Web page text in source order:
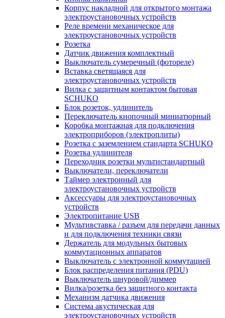
Корпус накладной для открытого монтажа
электроустановочных устройств
Реле времени механическое для
электроустановочных устройств
Розетка
Датчик движения комплектный
Выключатель сумеречный (фотореле)
Вставка светящаяся для
электроустановочных устройств
Вилка с защитным контактом бытовая
SCHUKO
Блок розеток, удлинитель
Переключатель кнопочный миниатюрный
Коробка монтажная для подключения
электроприборов (электроплиты)
Розетка с заземлением стандарта SCHUKO
Розетка удлинителя
Переходник розетки мультистандартный
Выключатели, переключатели
Таймер электронный для
электроустановочных устройств
Аксессуары для электроустановочных
устройств
Электропитание USB
Мультивставка / разъем для передачи данных
и для подключения техники связи
Держатель для модульных бытовых
коммутационных аппаратов
Выключатель с электронной коммутацией
Блок распределения питания (PDU)
Выключатель шнуровой/диммер
Вилка/розетка без защитного контакта
Механизм датчика движения
Система акустическая для
электроустановочных устройств